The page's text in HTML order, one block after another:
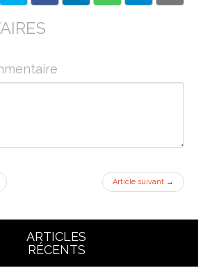
Article suivant →
ARTICLES
RÉCENTS